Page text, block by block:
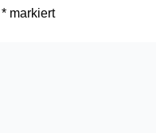
* markiert